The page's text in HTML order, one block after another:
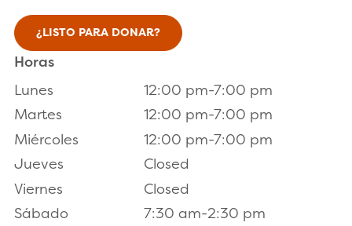
¿LISTO PARA DONAR?
Horas
Lunes
12:00 pm-7:00 pm
Martes
12:00 pm-7:00 pm
Miércoles
12:00 pm-7:00 pm
Jueves
Closed
Viernes
Closed
Sábado
7:30 am-2:30 pm